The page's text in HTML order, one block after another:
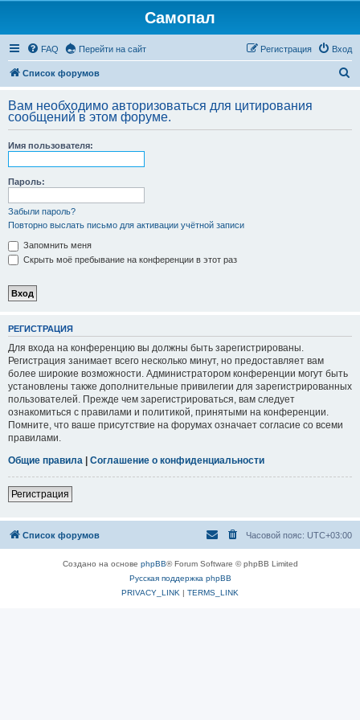
Самопал
FAQ Перейти на сайт Вход
Регистрация
Список форумов
с
Вам необходимо авторизоваться для цитирования
сообщений в этом форуме.
Имя пользователя:
Пароль:
Забыли пароль?
Повторно выслать письмо для активации учётной записи
Запомнить меня
Скрыть моё пребывание на конференции в этот раз
РЕГИСТРАЦИЯ
Для входа на конференцию вы должны быть зарегистрированы.
Регистрация занимает всего несколько минут, но предоставляет вам
более широкие возможности. Администратором конференции могут быть
установлены также дополнительные привилегии для зарегистрированных
пользователей. Прежде чем зарегистрироваться, вам следует
ознакомиться с правилами и политикой, принятыми на конференции.
Помните, что ваше присутствие на форумах означает согласие со всеми
правилами.
Общие правила | Соглашение о конфиденциальности
Регистрация
Список форумов Часовой пояс: UTC+03:00
Создано на основе phpBB® Forum Software © phpBB Limited
Русская поддержка phpBB
PRIVACY_LINK | TERMS_LINK